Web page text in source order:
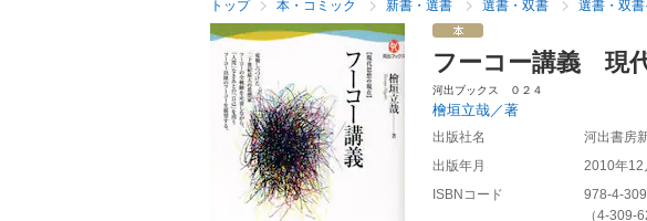
トップ 本・コミック 新書・選書 選書・双書 選書・双
フーコー講義 現
河出ブックス ０２４
檜垣立哉／著
出版社名
河出書房
出版年月
2010年12
ISBNコード
978-4-
（4-309-